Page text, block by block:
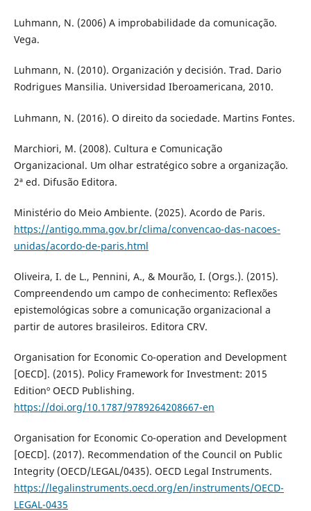
Luhmann, N. (2006) A improbabilidade da comunicação.
Vega.
Luhmann, N. (2010). Organización y decisión. Trad. Dario
Rodrigues Mansilia. Universidad Iberoamericana, 2010.
Luhmann, N. (2016). O direito da sociedade. Martins Fontes.
Marchiori, M. (2008). Cultura e Comunicação
Organizacional. Um olhar estratégico sobre a organização.
2ª ed. Difusão Editora.
Ministério do Meio Ambiente. (2025). Acordo de Paris.
https://antigo.mma.gov.br/clima/convencao-das-nacoes-
unidas/acordo-de-paris.html
Oliveira, I. de L., Pennini, A., & Mourão, I. (Orgs.). (2015).
Compreendendo um campo de conhecimento: Reflexões
epistemológicas sobre a comunicação organizacional a
partir de autores brasileiros. Editora CRV.
Organisation for Economic Co-operation and Development
[OECD]. (2015). Policy Framework for Investment: 2015
Editionº OECD Publishing.
https://doi.org/10.1787/9789264208667-en
Organisation for Economic Co-operation and Development
[OECD]. (2017). Recommendation of the Council on Public
Integrity (OECD/LEGAL/0435). OECD Legal Instruments.
https://legalinstruments.oecd.org/en/instruments/OECD-
LEGAL-0435